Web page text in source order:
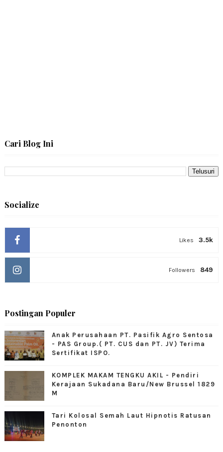
Cari Blog Ini
Socialize
3.5k
Likes
849
Followers
Postingan Populer
Anak Perusahaan PT. Pasifik Agro Sentosa
- PAS Group.( PT. CUS dan PT. JV) Terima
Sertifikat ISPO.
KOMPLEK MAKAM TENGKU AKIL - Pendiri
Kerajaan Sukadana Baru/New Brussel 1829
M
Tari Kolosal Semah Laut Hipnotis Ratusan
Penonton